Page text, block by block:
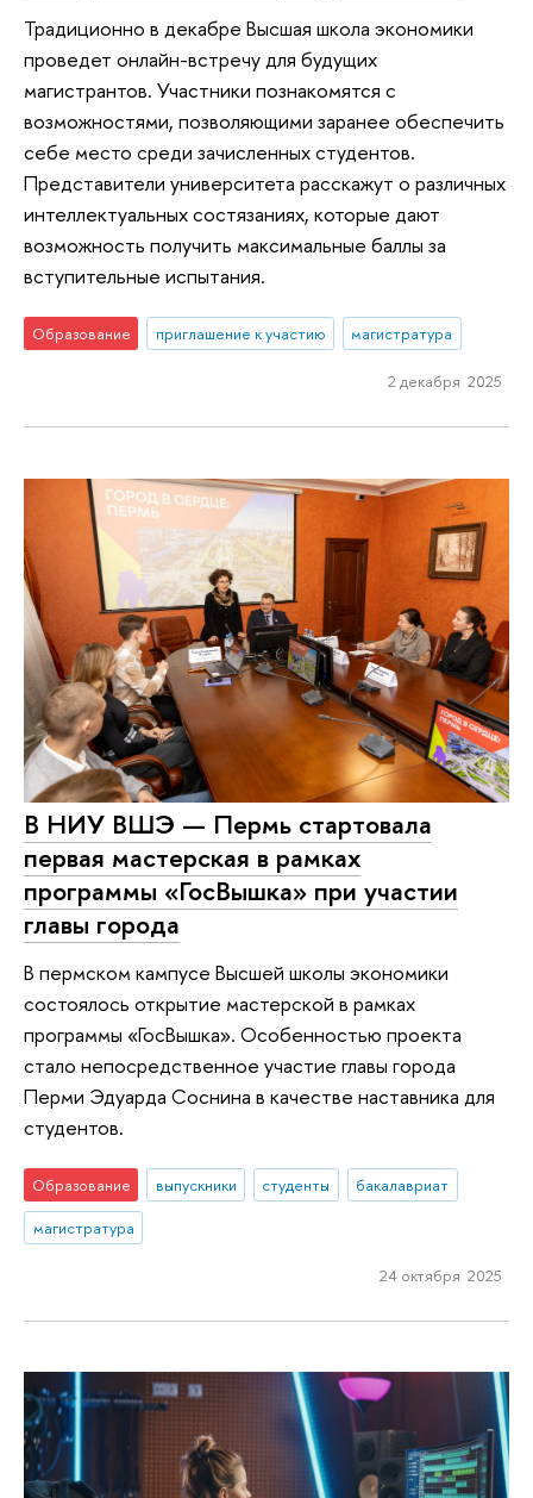
Традиционно в декабре Высшая школа экономики
проведет онлайн-встречу для будущих
магистрантов. Участники познакомятся с
возможностями, позволяющими заранее обеспечить
себе место среди зачисленных студентов.
Представители университета расскажут о различных
интеллектуальных состязаниях, которые дают
возможность получить максимальные баллы за
вступительные испытания.
Образование приглашение к участию магистратура
2 декабря 2025
В НИУ ВШЭ — Пермь стартовала
первая мастерская в рамках
программы «ГосВышка» при участии
главы города
В пермском кампусе Высшей школы экономики
состоялось открытие мастерской в рамках
программы «ГосВышка». Особенностью проекта
стало непосредственное участие главы города
Перми Эдуарда Соснина в качестве наставника для
студентов.
Образование выпускники студенты
бакалавриат
магистратура
24 октября 2025